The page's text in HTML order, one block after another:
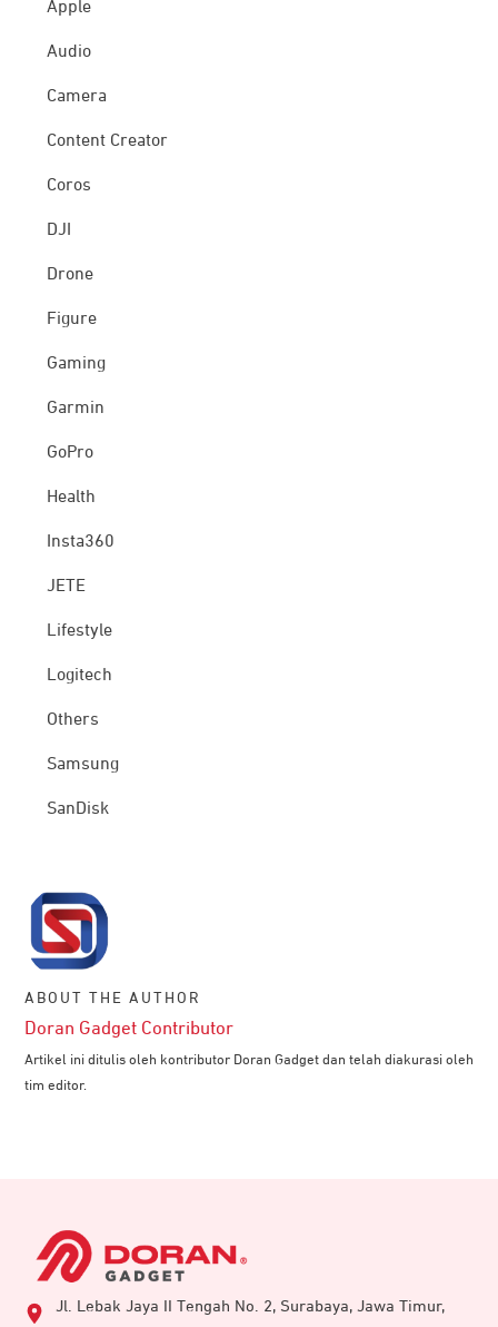
Apple
Audio
Camera
Content Creator
Coros
DJI
Drone
Figure
Gaming
Garmin
GoPro
Health
Insta360
JETE
Lifestyle
Logitech
Others
Samsung
SanDisk
ABOUT THE AUTHOR
Doran Gadget Contributor
Artikel ini ditulis oleh kontributor Doran Gadget dan telah diakurasi oleh
tim editor.
Jl. Lebak Jaya II Tengah No. 2, Surabaya, Jawa Timur,